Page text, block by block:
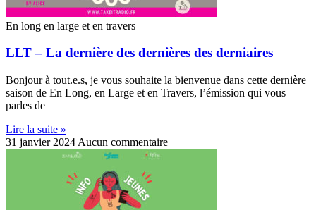
En long en large et en travers
LLT – La dernière des dernières des derniaires
Bonjour à tout.e.s, je vous souhaite la bienvenue dans cette dernière
saison de En Long, en Large et en Travers, l’émission qui vous
parles de
Lire la suite »
31 janvier 2024 Aucun commentaire